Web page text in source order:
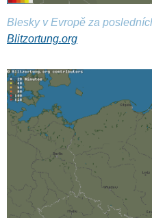
Blesky v Evropě za
Blitzortung.org